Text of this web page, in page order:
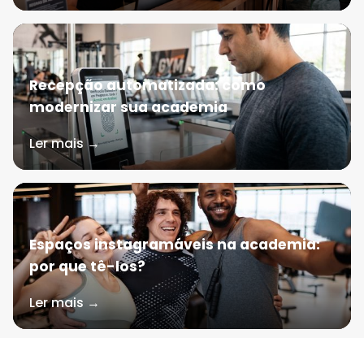
Recepção automatizada: como
modernizar sua academia
Ler mais →
Espaços instagramáveis na academia:
por que tê-los?
Ler mais →